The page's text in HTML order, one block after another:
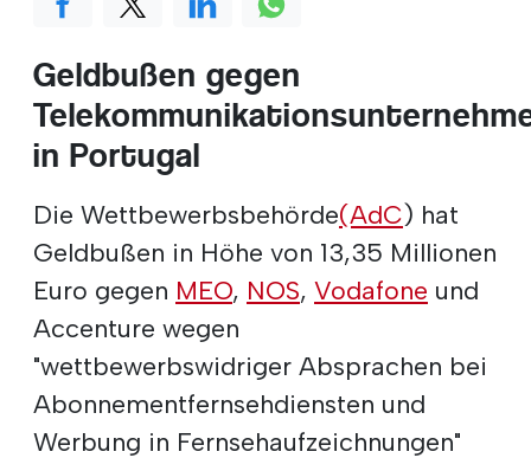
Geldbußen gegen
in Portugal
Die Wettbewerbsbehörde(AdC) hat
Geldbußen in Höhe von 13,35 Millionen
Euro gegen MEO, NOS, Vodafone und
Accenture wegen
"wettbewerbswidriger Absprachen bei
Abonnementfernsehdiensten und
Werbung in Fernsehaufzeichnungen"